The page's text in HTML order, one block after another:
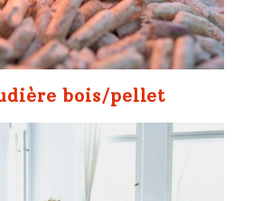
bois/pellet